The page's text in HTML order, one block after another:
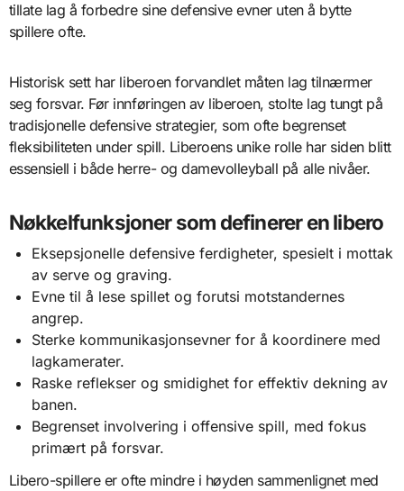
tillate lag å forbedre sine defensive evner uten å bytte
spillere ofte.
Historisk sett har liberoen forvandlet måten lag tilnærmer
seg forsvar. Før innføringen av liberoen, stolte lag tungt på
tradisjonelle defensive strategier, som ofte begrenset
fleksibiliteten under spill. Liberoens unike rolle har siden blitt
essensiell i både herre- og damevolleyball på alle nivåer.
Nøkkelfunksjoner som definerer en libero
Eksepsjonelle defensive ferdigheter, spesielt i mottak
av serve og graving.
Evne til å lese spillet og forutsi motstandernes
angrep.
Sterke kommunikasjonsevner for å koordinere med
lagkamerater.
Raske reflekser og smidighet for effektiv dekning av
banen.
Begrenset involvering i offensive spill, med fokus
primært på forsvar.
Libero-spillere er ofte mindre i høyden sammenlignet med